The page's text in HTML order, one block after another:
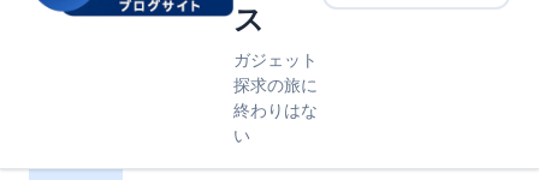
ス
ガジェット
探求の旅に
終わりはな
い